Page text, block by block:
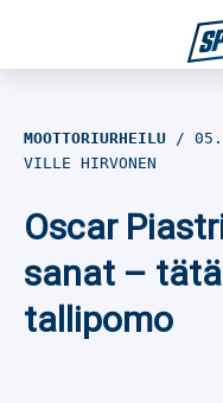
Jalkapallo
Yleisurheilu
MOOTTORIURHEILU
VILLE HIRVONEN
Oscar
sanat –
tallipomo